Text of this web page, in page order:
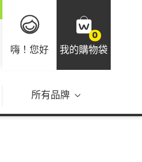
嗨！您好
0
我的購物袋
所有品牌